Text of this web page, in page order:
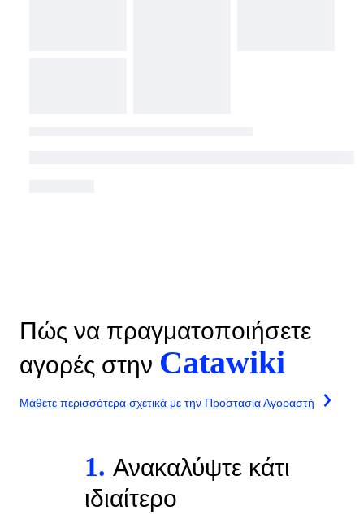
Πώς να πραγματοποιήσετε
αγορές στην Catawiki
Μάθετε περισσότερα σχετικά με την Προστασία Αγοραστή
1. Ανακαλύψτε κάτι
ιδιαίτερο